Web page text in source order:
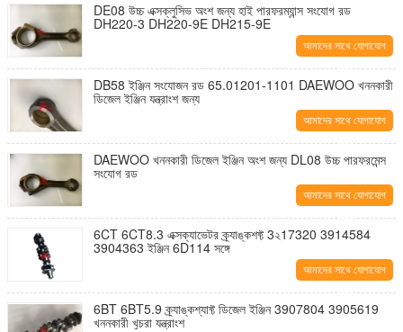
DE08 উচ্চ এক্সক্লুসিভ অংশ জন্য হাই পারফরম্যান্স সংযোগ রড
DH220-3 DH220-9E DH215-9E
আমাদের সাথে যোগাযোগ
করুন
DB58 ইঞ্জিন সংযোজন রড 65.01201-1101 DAEWOO খননকারী
ডিজেল ইঞ্জিন যন্ত্রাংশ জন্য
আমাদের সাথে যোগাযোগ
করুন
DAEWOO খননকারী ডিজেল ইঞ্জিন অংশ জন্য DL08 উচ্চ পারফরমেন্স
সংযোগ রড
আমাদের সাথে যোগাযোগ
করুন
6CT 6CT8.3 এক্সক্যাভেটর ক্র্যাঙ্কশফ্ট 3২17320 3914584
3904363 ইঞ্জিন 6D114 সঙ্গে
আমাদের সাথে যোগাযোগ
করুন
6BT 6BT5.9 ক্র্যাঙ্কশ্যাফ্ট ডিজেল ইঞ্জিন 3907804 3905619
খননকারী খুচরা যন্ত্রাংশ